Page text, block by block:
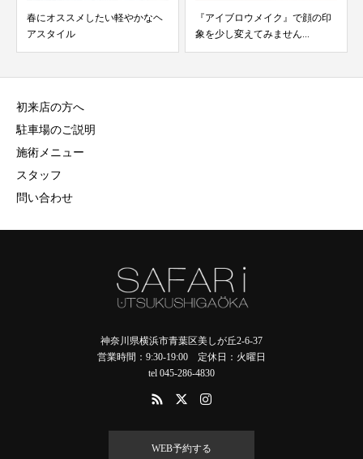
春にオススメしたい軽やかなヘ
アスタイル
『アイブロウメイク』で顔の印
象を少し変えてみません...
初来店の方へ
駐車場のご説明
施術メニュー
スタッフ
問い合わせ
神奈川県横浜市青葉区美しが丘2-6-37
営業時間：9:30-19:00 定休日：火曜日
tel 045-286-4830
WEB予約する